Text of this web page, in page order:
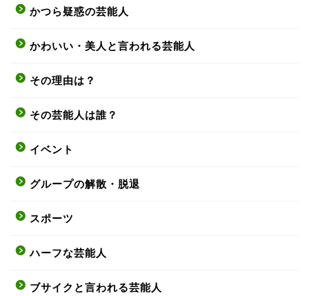
かつら疑惑の芸能人
かわいい・美人と言われる芸能人
その理由は？
その芸能人は誰？
イベント
グループの解散・脱退
スポーツ
ハーフな芸能人
ブサイクと言われる芸能人